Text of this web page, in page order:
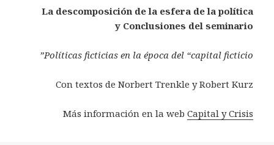
La descomposición de la esfera de la política
yConclusiones del seminario
Políticas ficticias en la época del “capital ficticio”
Con textos de Norbert Trenkle y Robert Kurz
Más información en la web Capital y Crisis